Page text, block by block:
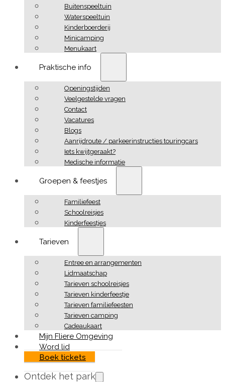
Buitenspeeltuin
Waterspeeltuin
Kinderboerderij
Minicamping
Menukaart
Praktische info
Openingstijden
Veelgestelde vragen
Contact
Vacatures
Blogs
Aanrijdroute / parkeerinstructies touringcars
Iets kwijtgeraakt?
Medische informatie
Groepen & feestjes
Familiefeest
Schoolreisjes
Kinderfeestjes
Tarieven
Entree en arrangementen
Lidmaatschap
Tarieven schoolreisjes
Tarieven kinderfeestje
Tarieven familiefeesten
Tarieven camping
Cadeaukaart
Mijn Fliere Omgeving
Word lid
Boek tickets
Ontdek het park